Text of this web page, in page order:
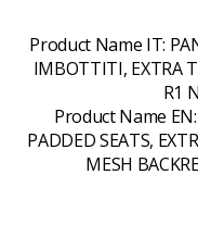
Product Name IT:
IMBOTTITI, EXTRA
R1
Product Name EN:
PADDED SEATS,
MESH